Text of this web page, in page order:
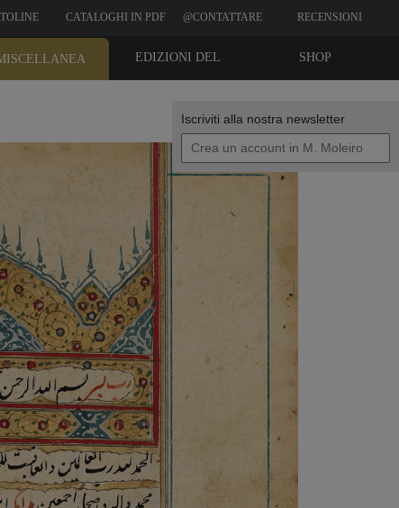
Iscriviti alla nostra newsletter
CATALOGHI IN PDF @CONTATTARE RECENSIONI
SHOP
EDIZIONI DEL